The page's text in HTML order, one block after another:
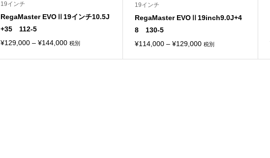
19インチ
RegaMaster EVOⅡ19インチ10.5J
+35 112-5
¥129,000 – ¥144,000価税別
19インチ
RegaMaster EVOⅡ19inch9.0J+4
8 130-5
¥114,000 –¥129,000価税別